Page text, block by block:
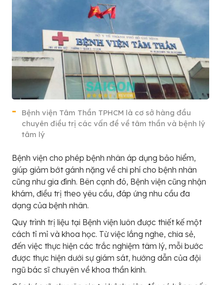
Bệnh viện Tâm Thần TPHCM là cơ sở hàng đầu
chuyên điều trị các vấn đề về tâm thần và bệnh lý
tâm lý
Bệnh viện cho phép bệnh nhân áp dụng bảo hiểm,
giúp giảm bớt gánh nặng về chi phí cho bệnh nhân
cũng như gia đình. Bên cạnh đó, Bệnh viện cũng nhận
khám, điều trị theo yêu cầu, đáp ứng nhu cầu đa
dạng của bệnh nhân.
Quy trình trị liệu tại Bệnh viện luôn được thiết kế một
cách tỉ mỉ và khoa học. Từ việc lắng nghe, chia sẻ,
đến việc thực hiện các trắc nghiệm tâm lý, mỗi bước
được thực hiện dưới sự giám sát, hướng dẫn của đội
ngũ bác sĩ chuyên về khoa thần kinh.